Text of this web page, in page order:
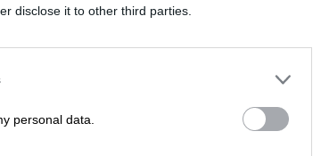
disclose it to other third parties.
personal data.